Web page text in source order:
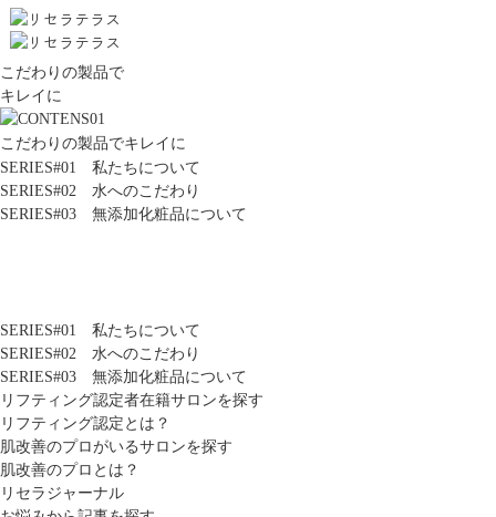
こだわりの製品で
キレイに
こだわりの製品でキレイに
SERIES#01 私たちについて
SERIES#02 水へのこだわり
SERIES#03 無添加化粧品について
SERIES#01 私たちについて
SERIES#02 水へのこだわり
SERIES#03 無添加化粧品について
リフティング認定者在籍サロンを探す
リフティング認定とは？
肌改善のプロがいるサロンを探す
肌改善のプロとは？
リセラジャーナル